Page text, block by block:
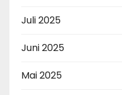
Juli 2025
Juni 2025
Mai 2025